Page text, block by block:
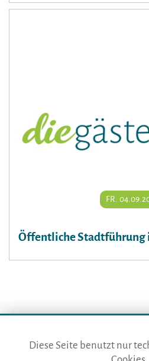
FR.
Öffentliche Stadtführung
Diese Seite benutzt nur